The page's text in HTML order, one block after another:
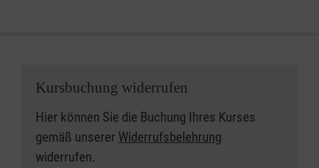
Kursbuchung widerrufen
Hier können Sie die Buchung Ihres Kurses
gemäß unserer Widerrufsbelehrung
widerrufen.